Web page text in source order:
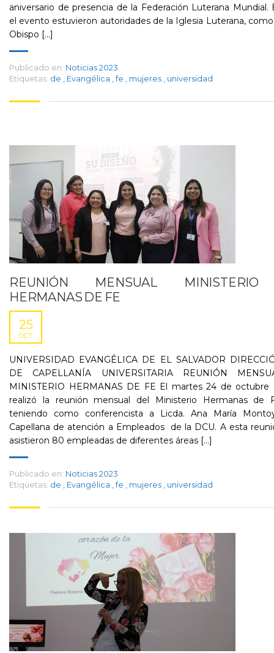
aniversario de presencia de la Federación Luterana Mundial.
el evento estuvieron autoridades de la Iglesia Luterana,
Obispo [...]
Publicado en: Noticias 2023
Etiquetas: de Evangélica fe mujeres universidad
REUNIÓN MENSUAL MINISTERIO
HERMANAS DE FE
25
OCT
UNIVERSIDAD EVANGÉLICA DE EL SALVADOR
DE CAPELLANÍA UNIVERSITARIA REUNIÓN
MINISTERIO HERMANAS DE FE El martes 24 de octubre
realizó la reunión mensual del Ministerio Hermanas de
teniendo como conferencista a Licda. Ana María
Capellana de atención a Empleados de la DCU. A esta
asistieron 80 empleadas de diferentes áreas [...]
Publicado en: Noticias 2023
Etiquetas: de Evangélica fe mujeres universidad